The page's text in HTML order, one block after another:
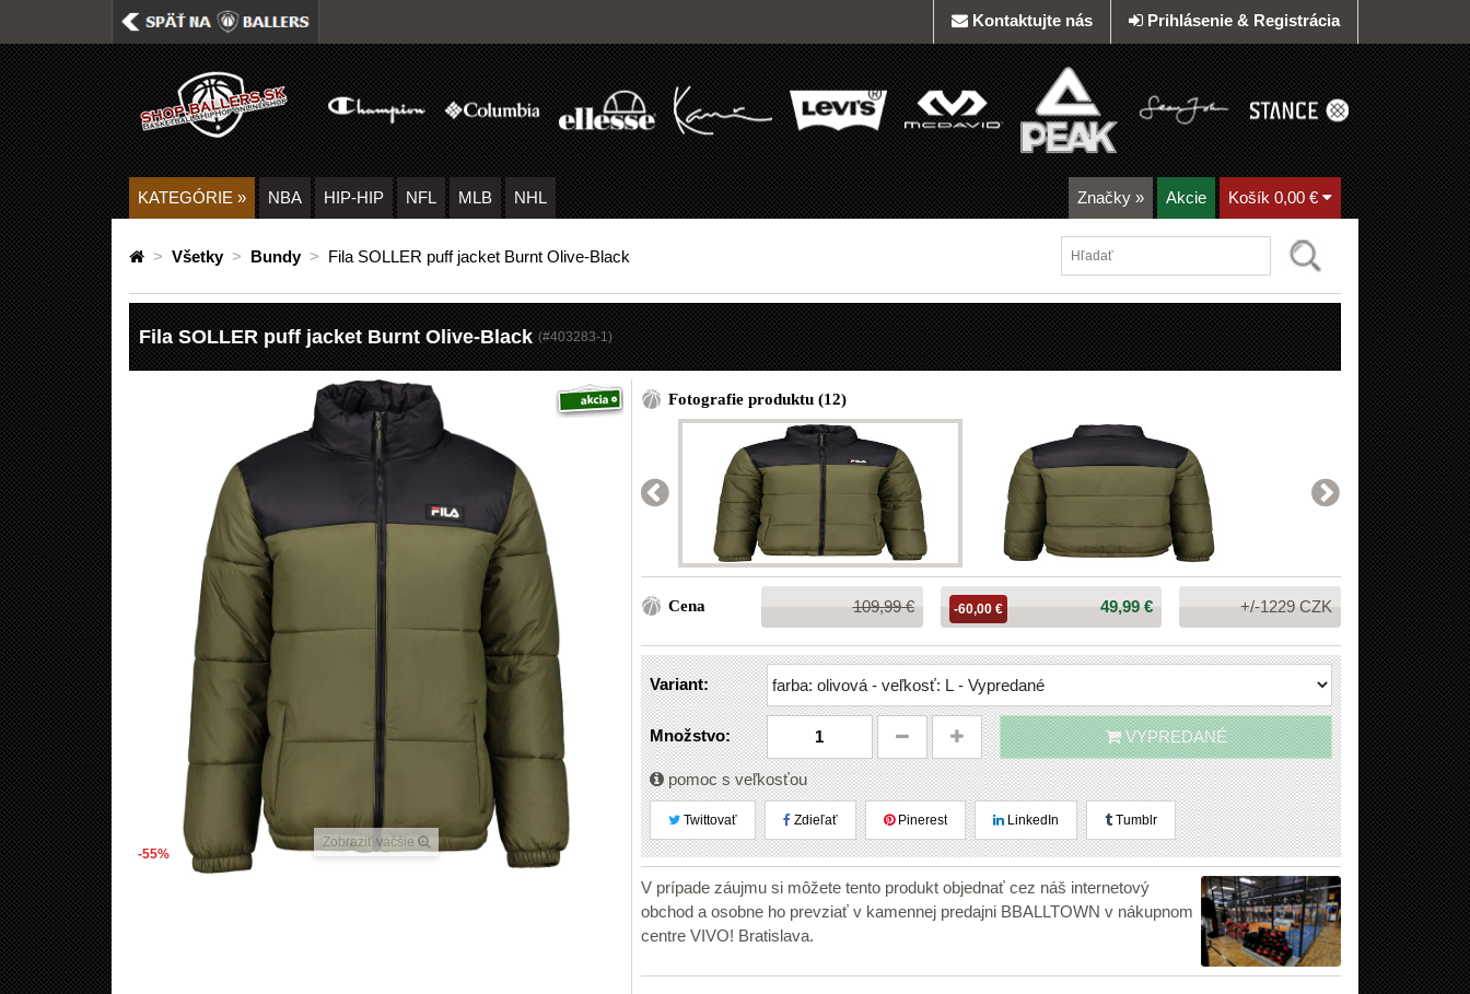
Prihlásenie & Registrácia
Kontaktujte nás
KATEGÓRIE » NBA HIP-HIP NFL MLB NHL Značky » Akcie Košík 0,00 €
> Všetky > Bundy > Fila SOLLER puff jacket Burnt Olive-Black
Fila SOLLER puff jacket Burnt Olive-Black (#403283-1)
Zobraziť väčšie
-55%
Fotografie produktu (12)
Cena
Bežná
cena:
109,99 € Cena:
49,99 €
-60,00 € +/-1229 CZK
Variant:
Množstvo: VYPREDANÉ
pomoc s veľkosťou
Twittovať Zdieľať Pinerest LinkedIn Tumblr
V prípade záujmu si môžete tento produkt objednať cez náš internetový
obchod a osobne ho prevziať v kamennej predajni BBALLTOWN v nákupnom
centre VIVO! Bratislava.